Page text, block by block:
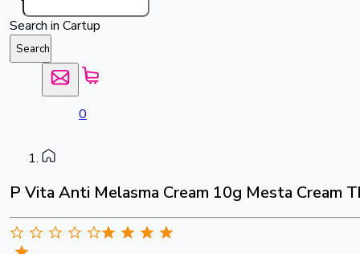
Search in Cartup
Search
0
P Vita Anti Melasma Cream 10g Mesta Cream